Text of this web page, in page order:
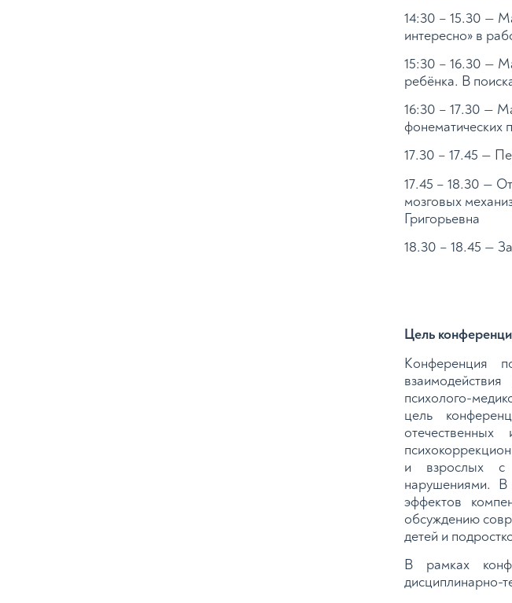
14:30 – 15.30 —
интересно» в
15:30 – 16.30 —
ребёнка. В
16:30 – 17.30 —
фонематических
17.30 – 17.45 —
17.45 – 18.30 —
мозговых
Григорьевна
18.30 – 18.45 —
Цель
Конференция
психолого-
цель
и взрослых с
нарушениями. В
эффектов
обсуждению
детей и
В рамках
дисциплинарно-